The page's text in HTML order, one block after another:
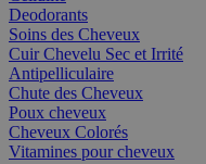
Deodorants
Soins des Cheveux
Cuir Chevelu Sec et Irrité
Antipelliculaire
Chute des Cheveux
Poux cheveux
Cheveux Colorés
Vitamines pour cheveux